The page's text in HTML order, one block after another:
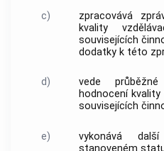
c)
zpracovává
kvality
souvisejících
dodatky k této
d)
vede
hodnocení
souvisejících
e)
vykonává
stanoveném